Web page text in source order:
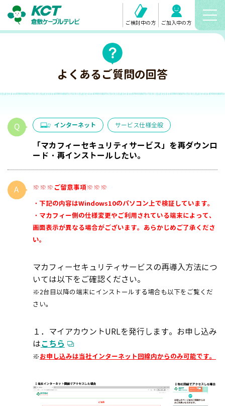
ご検討中の方 ご加入中の方
よくあるご質問の回答
インターネット サービス仕様全般
「マカフィーセキュリティサービス」を再ダウンロ
ード・再インストールしたい。
※※※ご留意事項※※※
・下記の内容はWindows10のパソコン上で検証しています。
・マカフィー側の仕様変更やご利用されている端末によって、
画面表示が異なる場合がございます。あらかじめご了承くださ
い。
マカフィーセキュリティサービスの再導入方法につ
いては以下をご確認ください。
※2台目以降の端末にインストールする場合も以下をご覧くだ
さい。
１．マイアカウントURLを発行します。お申し込み
はこちら
※お申し込みは当社インターネット回線内からのみ可能です。